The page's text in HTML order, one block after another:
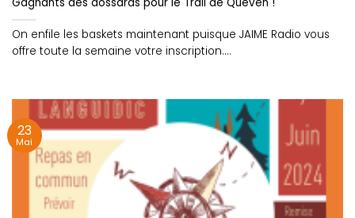
Gagnants des dossards pour le Trail de Queven !
On enfile les baskets maintenant puisque JAIME Radio vous
offre toute la semaine votre inscription....
23
Mai